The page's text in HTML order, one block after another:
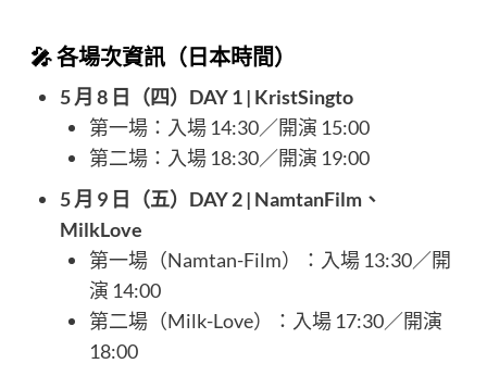
🎤 各場次資訊（日本時間）
5 月 8 日（四）DAY 1 | KristSingto
第一場：入場 14:30／開演 15:00
第二場：入場 18:30／開演 19:00​
5 月 9 日（五）DAY 2 | NamtanFilm、
MilkLove
第一場（Namtan-Film）：入場 13:30／開
演 14:00
第二場（Milk-Love）：入場 17:30／開演
18:00​